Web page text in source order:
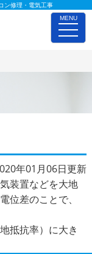
MENU
toggle
ン修理・電気工事
年01月06日更新
装置などを大地
位差のことで、
抵抗率）に大き